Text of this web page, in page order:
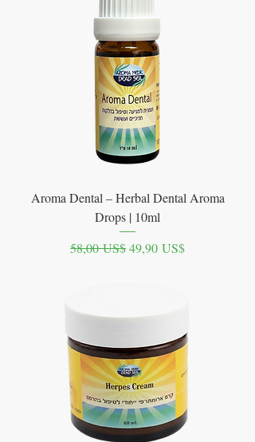
Aroma Dental – Herbal Dental Aroma
Drops | 10ml
Precio
58,00 US$Precio de oferta
49,90 US$